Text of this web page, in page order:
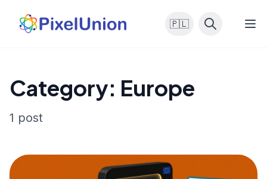
🇵🇱
Category: Europe
1 post